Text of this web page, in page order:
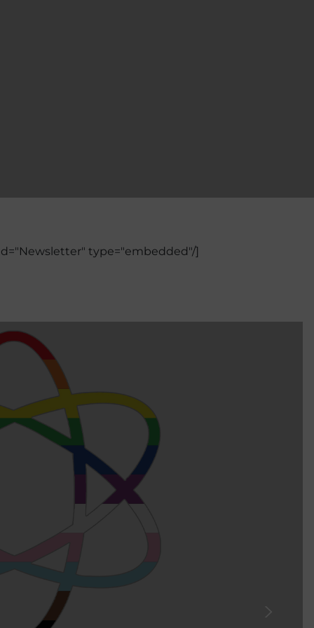
type="embedded"/]